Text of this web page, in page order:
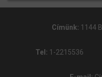
Címünk: 1144
Tel: 1-2215536